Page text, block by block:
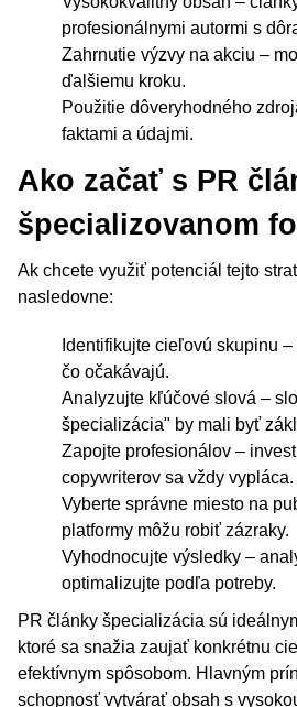
profesionálnymi autormi s
Zahrnutie výzvy na akciu –
ďalšiemu kroku.
Použitie dôveryhodného
faktami a údajmi.
Ako začať s PR
špecializovanom
Ak chcete využiť potenciál tejto
nasledovne:
Identifikujte cieľovú skupinu
čo očakávajú.
Analyzujte kľúčové slová –
špecializácia" by mali byť
Zapojte profesionálov –
copywriterov sa vždy vypláca.
Vyberte správne miesto na
platformy môžu robiť zázraky.
Vyhodnocujte výsledky –
optimalizujte podľa potreby.
PR články špecializácia sú
ktoré sa snažia zaujať konkrétnu
efektívnym spôsobom. Hlavným
schopnosť vytvárať obsah s